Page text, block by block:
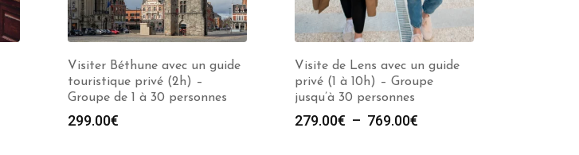
Visiter Béthune avec un guide
touristique privé (2h) –
Groupe de 1 à 30 personnes
299.00€
Visite de Lens avec un guide
privé (1 à 10h) – Groupe
jusqu’à 30 personnes
279.00€ – 769.00€